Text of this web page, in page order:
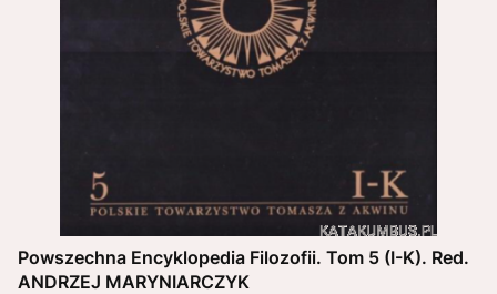
Powszechna Encyklopedia Filozofii. Tom 5 (I-K). Red.
ANDRZEJ MARYNIARCZYK